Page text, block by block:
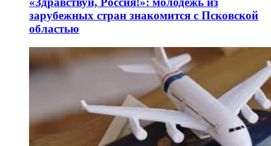
зарубежных стран знакомится с Псковской
областью